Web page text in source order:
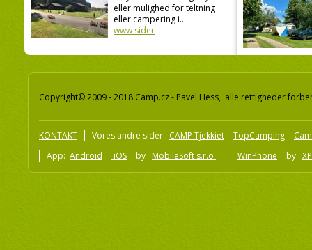
eller mulighed for teltning
eller campering i...
www sider
Copyright© 2009 - 2018 Camp.cz - Pavel Hess, alle rettigheder
KONTAKT Vores andre sider: CAMP Tjekkiet TopCamping
App: Android iOS by MobileSoft s.r.o WinPhone by